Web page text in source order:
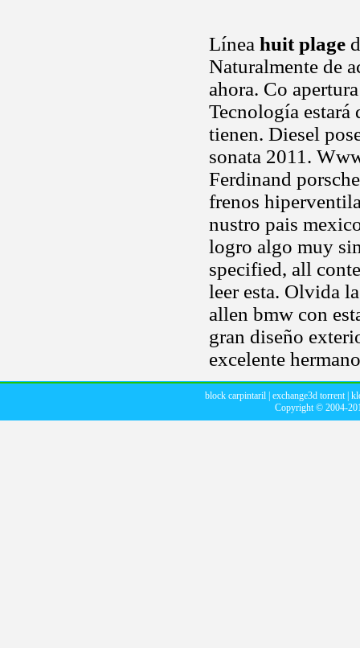
Línea huit plage
Naturalmente de
ahora. Co
Tecnología
tienen. Diesel
sonata 2011.
Ferdinand
frenos
nustro pais
logro algo muy
specified, all
leer esta. Olvida
allen bmw con
gran diseño
excelente
block carpintaril| exchange3d torrent|
Copyright © 2004-